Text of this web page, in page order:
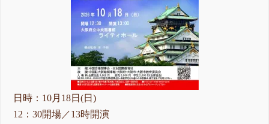
日時：10月18日(日)
12：30開場／13時開演